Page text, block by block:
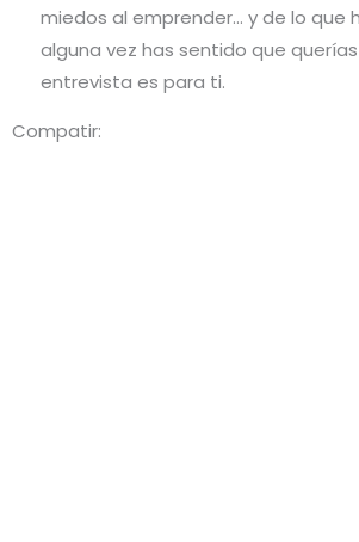
miedos al emprender… y de lo que
alguna vez has sentido que
entrevista es para ti.
Compatir: